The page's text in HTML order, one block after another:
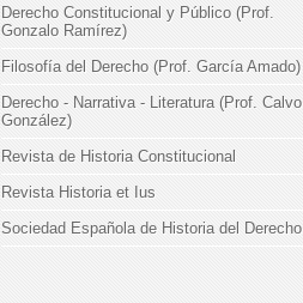
Derecho Constitucional y Público (Prof.
Gonzalo Ramírez)
Filosofía del Derecho (Prof. García Amado)
Derecho - Narrativa - Literatura (Prof. Calvo
González)
Revista de Historia Constitucional
Revista Historia et Ius
Sociedad Española de Historia del Derecho